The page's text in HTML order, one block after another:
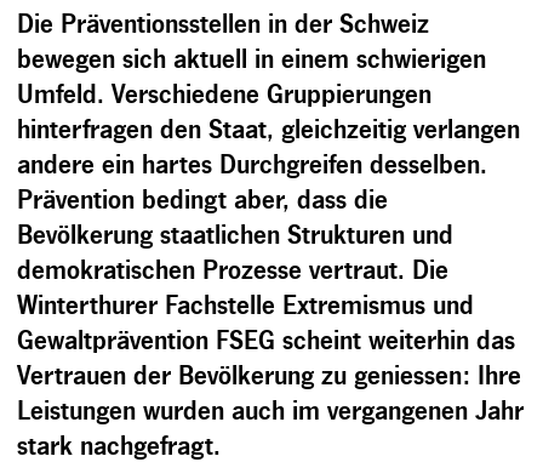
Die Präventionsstellen in der Schweiz
bewegen sich aktuell in einem schwierigen
Umfeld. Verschiedene Gruppierungen
hinterfragen den Staat, gleichzeitig verlangen
andere ein hartes Durchgreifen desselben.
Prävention bedingt aber, dass die
Bevölkerung staatlichen Strukturen und
demokratischen Prozesse vertraut. Die
Winterthurer Fachstelle Extremismus und
Gewaltprävention FSEG scheint weiterhin das
Vertrauen der Bevölkerung zu geniessen: Ihre
Leistungen wurden auch im vergangenen Jahr
stark nachgefragt.